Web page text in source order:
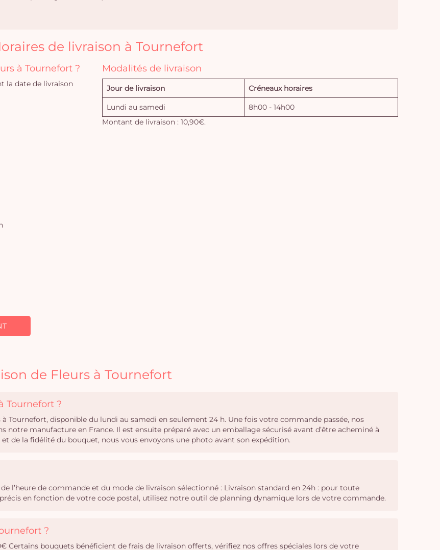
de livraison à Tournefort
à Tournefort ?
la date de livraison
Modalités de livraison
Jour de livraison Créneaux horaires
Lundi au samedi
8h00 - 14h00
Montant de livraison : 10,90€.
de Fleurs à Tournefort
Tournefort ?
Tournefort, disponible du lundi au samedi en seulement 24 h. Une fois votre commande passée, nos
manufacture en France. Il est ensuite préparé avec un emballage sécurisé avant d’être acheminé à
de la fidélité du bouquet, nous vous envoyons une photo avant son expédition.
l’heure de commande et du mode de livraison sélectionné : Livraison standard en 24h : pour toute
en fonction de votre code postal, utilisez notre outil de planning dynamique lors de votre commande.
?
Certains bouquets bénéficient de frais de livraison offerts, vérifiez nos offres spéciales lors de votre